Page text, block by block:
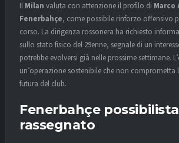
Il Milan valuta con attenzione il profilo di Marco
Fenerbahçe, come possibile rinforzo offensivo
corso. La dirigenza rossonera ha richiesto
sullo stato fisico del 29enne, segnale di un
potrebbe evolversi già nelle prossime settimane.
un’operazione sostenibile che non comprometta
futura del club.
Fenerbahçe
rassegnato